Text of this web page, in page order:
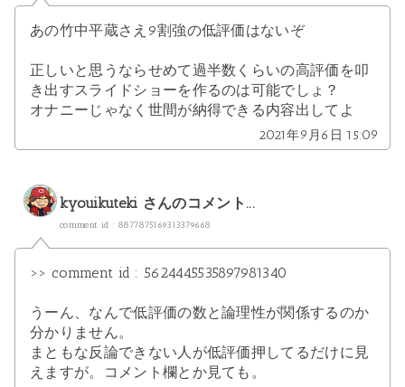
あの竹中平蔵さえ9割強の低評価はないぞ
正しいと思うならせめて過半数くらいの高評価を叩
き出すスライドショーを作るのは可能でしょ？
オナニーじゃなく世間が納得できる内容出してよ
2021年9月6日 15:09
kyouikuteki さんのコメント...
comment id : 8877875169313379668
>> comment id : 5624445535897981340
うーん、なんで低評価の数と論理性が関係するのか
分かりません。
まともな反論できない人が低評価押してるだけに見
えますが。コメント欄とか見ても。